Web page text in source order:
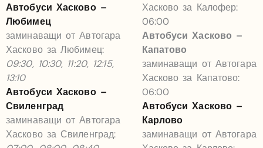
Автобуси Хасково –
Любимец
заминаващи от Автогара
Хасково за Любимец:
09:30, 10:30, 11:20, 12:15,
13:10
Автобуси Хасково –
Свиленград
заминаващи от Автогара
Хасково за Свиленград:
Хасково за Калофер:
06:00
Автобуси Хасково –
Капатово
заминаващи от Автогара
Хасково за Капатово:
06:00
Автобуси Хасково –
Карлово
заминаващи от Автогара